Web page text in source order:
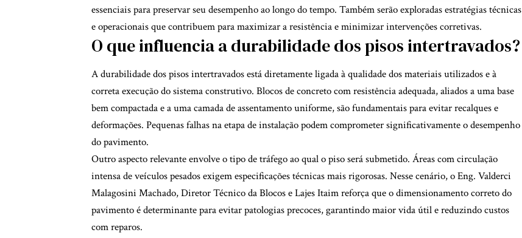
essenciais para preservar seu desempenho ao longo do tempo. Também serão exploradas estratégias técnicas
e operacionais que contribuem para maximizar a resistência e minimizar intervenções corretivas.
O que influencia a durabilidade dos pisos intertravados?
A durabilidade dos pisos intertravados está diretamente ligada à qualidade dos materiais utilizados e à
correta execução do sistema construtivo. Blocos de concreto com resistência adequada, aliados a uma base
bem compactada e a uma camada de assentamento uniforme, são fundamentais para evitar recalques e
deformações. Pequenas falhas na etapa de instalação podem comprometer significativamente o desempenho
do pavimento.
Outro aspecto relevante envolve o tipo de tráfego ao qual o piso será submetido. Áreas com circulação
intensa de veículos pesados exigem especificações técnicas mais rigorosas. Nesse cenário, o Eng. Valderci
Malagosini Machado, Diretor Técnico da Blocos e Lajes Itaim reforça que o dimensionamento correto do
pavimento é determinante para evitar patologias precoces, garantindo maior vida útil e reduzindo custos
com reparos.